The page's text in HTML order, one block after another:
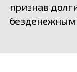
признав